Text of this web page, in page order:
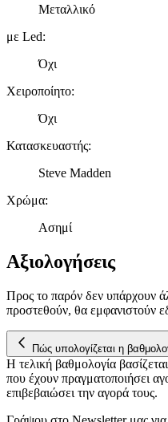
διαφημίσεων και
μας και την ανάπτυξη
πληροφορίες σχετικά με την
δικτύωσης, διαφημίσεων και
Μεταλλικό
με Led:
Όχι
Χειροποίητο:
Όχι
Κατασκευαστής:
Steve Madden
Χρώμα:
Ασημί
Αξιολογήσεις
Προς το παρόν δεν υπάρχουν
προστεθούν, θα εμφανιστούν
Πώς υπολογίζεται η
Η τελική βαθμολογία
που έχουν πραγματοποιήσει
επιβεβαιώσει την αγορά τους.